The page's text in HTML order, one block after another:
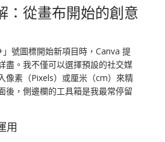
：從畫布開始的創意
號圖標開始新項目時，Canva 提
盡。我不僅可以選擇預設的社交媒
像素（Pixels）或厘米（cm）來精
後，側邊欄的工具箱是我最常停留
用